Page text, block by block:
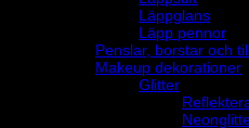
Läppglans
Läpp pennor
Penslar, borstar och
Makeup dekorationer
Glitter